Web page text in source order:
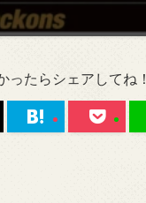
ったらシェアしてね！